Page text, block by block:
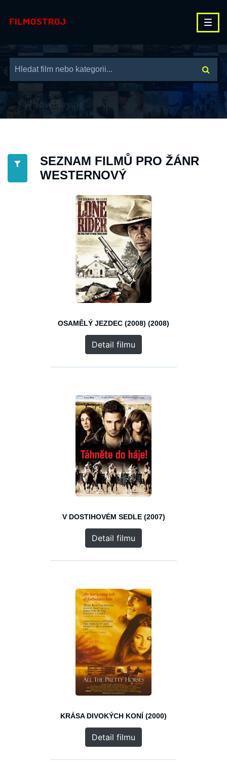
SEZNAM FILMŮ PRO ŽÁNR
WESTERNOVÝ
OSAMĚLÝ JEZDEC (2008) (2008)
Detail filmu
V DOSTIHOVÉM SEDLE (2007)
Detail filmu
KRÁSA DIVOKÝCH KONÍ (2000)
Detail filmu